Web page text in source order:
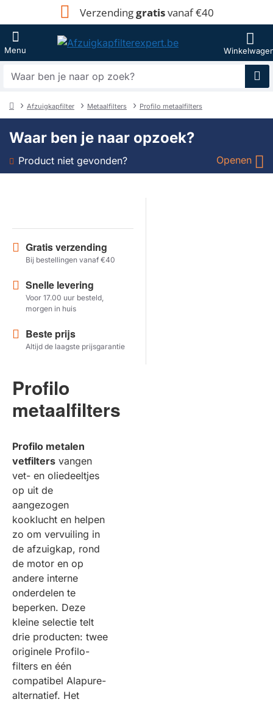
Verzendinggratisvanaf €40
Waar
zoek?
Afzuigkapfilter Metaalfilters Profilo metaalfilters
Waar ben je naar opzoek?
Product niet gevonden? Openen
Model
Herstel zoekopdracht
Gratis verzending
Bij bestellingen vanaf €40
Snelle levering
Voor 17.00 uur besteld,
morgen in huis
Beste prijs
Altijd de laagste prijsgarantie
Profilo
metaalfilters
Profilo metalen
vetfilters vangen
vet- en oliedeeltjes
op uit de
aangezogen
kooklucht en helpen
zo om vervuiling in
de afzuigkap, rond
de motor en op
andere interne
onderdelen te
beperken. Deze
kleine selectie telt
drie producten: twee
originele Profilo-
filters en één
compatibel Alapure-
alternatief. Het